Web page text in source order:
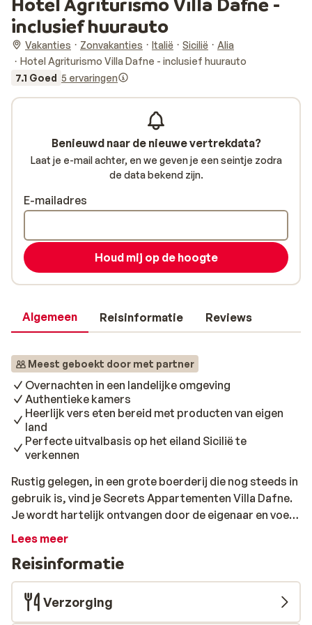
inclusief huurauto
Vakanties Zonvakanties Italië Sicilië
Alia
Hotel Agriturismo Villa Dafne - inclusief huurauto
7.1 Goed 5 ervaringen
Algemeen Reisinformatie Reviews
Meest geboekt door met partner
Overnachten in een landelijke omgeving
Authentieke kamers
Heerlijk vers eten bereid met producten van eigen
land
Perfecte uitvalbasis op het eiland Sicilië te
verkennen
Rustig gelegen, in een grote boerderij die nog steeds in
gebruik is, vind je Secrets Appartementen Villa Dafne.
Je wordt hartelijk ontvangen door de eigenaar en voelt
je meteen thuis. De eigenaar geeft graag een
geuren en kleuren over de bijzondere producten die tot
op de dag van vandaag nog steeds gemaakt worden.
Ook in de keuken wordt veel gekookt met producten
van eigen land. Villa Dafne ligt niet al te ver van het
Lees meer
Reisinformatie
Verzorging
Benieuwd naar de nieuwe vertrekdata?
Laat je e-mail achter, en we geven je een seintje zodra
de data bekend zijn.
E-mailadres
Houd mij op de hoogte